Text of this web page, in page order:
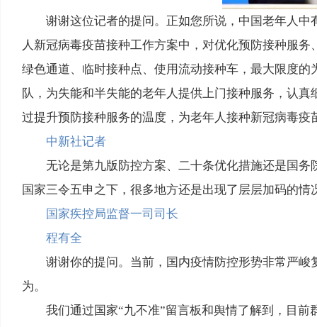
谢谢这位记者的提问。正如您所说，中国老年人
人新冠病毒疫苗接种工作方案中，对优化预防接种服
绿色通道、临时接种点、使用流动接种车，最大限度
队，为失能和半失能的老年人提供上门接种服务，认
过提升预防接种服务的温度，为老年人接种新冠病毒
中新社记者
无论是第九版防控方案、二十条优化措施还是国
国家三令五申之下，很多地方还是出现了层层加码的情
国家疾控局监督一司司长
程有全
谢谢你的提问。当前，国内疫情防控形势非常严
为。
我们通过国家“九不准”留言板和舆情了解到，目